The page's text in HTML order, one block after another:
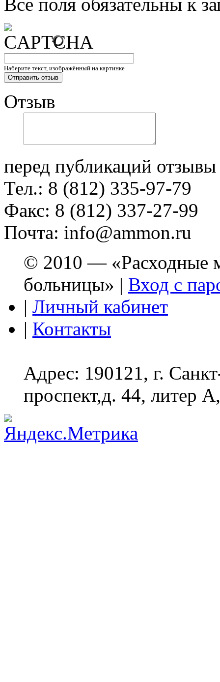
Наберите текст, изображённый на картинке
Отзыв
перед публикаций
Тел.: 8 (812) 335-97-79
Факс: 8 (812) 337-27-99
Почта: info@ammon.ru
© 2010 — «Расходные
больницы» | Вход с
| Личный кабинет
| Контакты
Адрес: 190121, г.
проспект,д. 44, литер